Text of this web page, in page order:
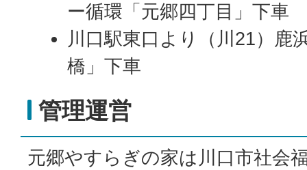
ー循環「元郷四丁目」下車
川口駅東口より（川21）鹿
橋」下車
管理運営
元郷やすらぎの家は川口市社会